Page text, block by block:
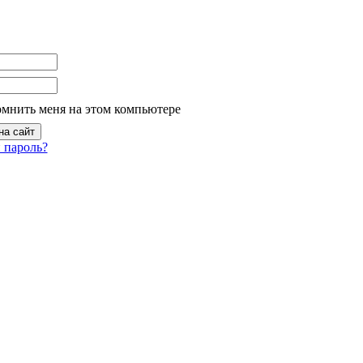
меня на этом компьютере